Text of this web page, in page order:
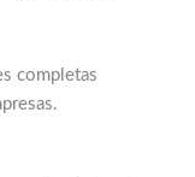
completas